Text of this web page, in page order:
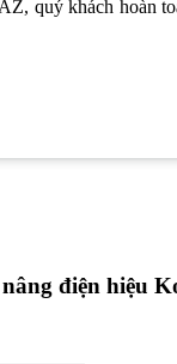
quý khách hoàn
điện hiệu